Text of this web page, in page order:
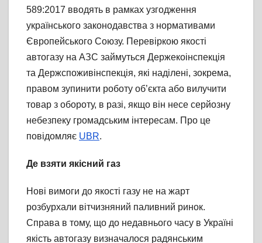
589:2017 вводять в рамках узгодження
українського законодавства з нормативами
Європейського Союзу. Перевіркою якості
автогазу на АЗС займуться Держекоінспекція
та Держспоживінспекція, які наділені, зокрема,
правом зупинити роботу об’єкта або вилучити
товар з обороту, в разі, якщо він несе серйозну
небезпеку громадським інтересам. Про це
повідомляє UBR.
Де взяти якісний газ
Нові вимоги до якості газу не на жарт
розбурхали вітчизняний паливний ринок.
Справа в тому, що до недавнього часу в Україні
якість автогазу визначалося радянським